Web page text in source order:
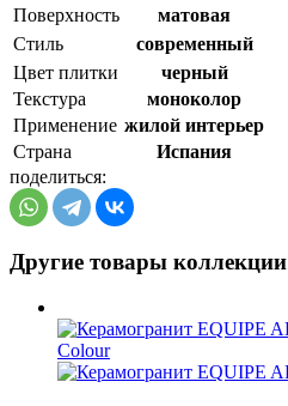
Поверхность
матовая
Стиль
cовременный
Цвет плитки
черный
Текстура
моноколор
Применение жилой интерьер
Страна
Испания
поделиться:
Другие товары коллекции